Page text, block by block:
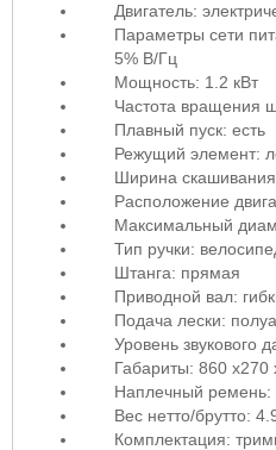
Двигатель:
Параметры сети
5% В/Гц
Мощность: 1.2 кВт
Частота вращения
Плавный пуск: есть
Режущий элемент:
Ширина
Расположение
Максимальный
Тип ручки:
Штанга: прямая
Приводной вал:
Подача лески:
Уровень звукового
Габариты: 860
Наплечный ремень:
Вес нетто/брутто:
Комплектация: